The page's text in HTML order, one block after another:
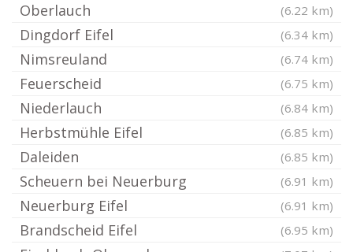
Oberlauch (6.22 km)
Dingdorf Eifel (6.34 km)
Nimsreuland (6.74 km)
Feuerscheid (6.75 km)
Niederlauch (6.84 km)
Herbstmühle Eifel (6.85 km)
Daleiden (6.85 km)
Scheuern bei Neuerburg (6.91 km)
Neuerburg Eifel (6.91 km)
Brandscheid Eifel (6.95 km)